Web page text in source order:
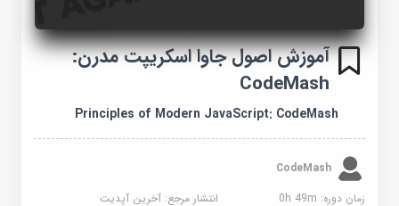
آموزش اصول جاوا اسکریپت مدرن:
CodeMash
Principles of Modern JavaScript: CodeMash
CodeMash
زمان دوره: 0h 49m
انتشار مرجع:آخرین آپدیت